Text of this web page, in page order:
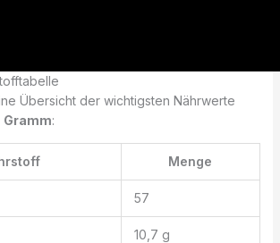
Übersicht der wichtigsten Nährwerte
Gramm:
Menge
57
10,7 g